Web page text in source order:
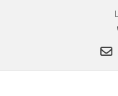
Proiectoare & lampi